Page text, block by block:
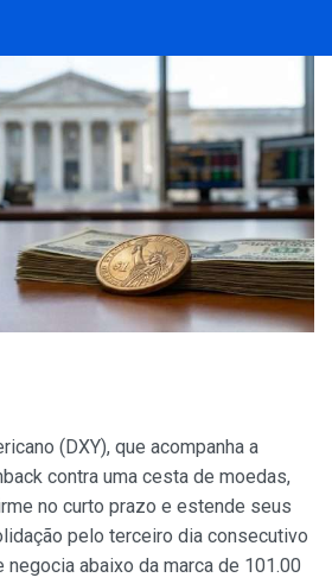
(DXY), que acompanha a
contra uma cesta de moedas,
no curto prazo e estende seus
pelo terceiro dia consecutivo
negocia abaixo da marca de 101.00